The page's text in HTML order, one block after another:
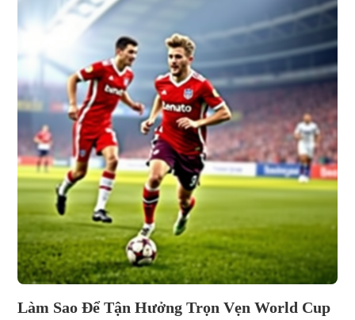
Làm Sao Để Tận Hưởng Trọn Vẹn World Cup